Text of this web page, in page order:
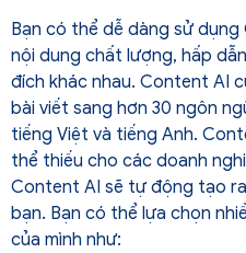
Bạn có thể dễ dàng sử
nội dung chất lượng, hấp
đích khác nhau. Content AI
bài viết sang hơn 30 ngôn
tiếng Việt và tiếng Anh.
thể thiếu cho các doanh
Content AI sẽ tự động tạo
bạn. Bạn có thể lựa chọn
của mình như: